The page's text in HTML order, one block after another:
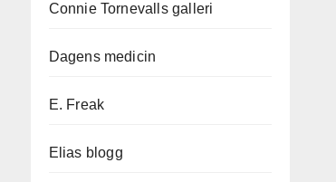
Connie Tornevalls galleri
Dagens medicin
E. Freak
Elias blogg